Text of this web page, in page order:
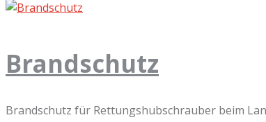
Brandschutz
Brandschutz für Rettungshubschrauber beim